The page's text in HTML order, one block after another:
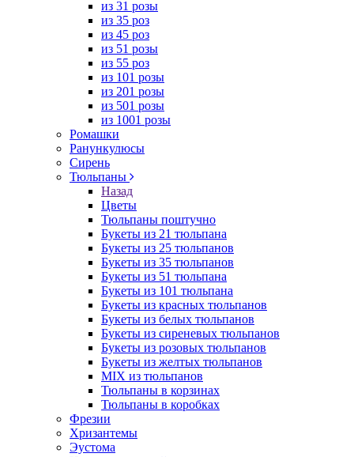
из 31 розы
из 35 роз
из 45 роз
из 51 розы
из 55 роз
из 101 розы
из 201 розы
из 501 розы
из 1001 розы
Ромашки
Ранункулюсы
Сирень
Тюльпаны
Назад
Цветы
Тюльпаны поштучно
Букеты из 21 тюльпана
Букеты из 25 тюльпанов
Букеты из 35 тюльпанов
Букеты из 51 тюльпана
Букеты из 101 тюльпана
Букеты из красных тюльпанов
Букеты из белых тюльпанов
Букеты из сиреневых тюльпанов
Букеты из розовых тюльпанов
Букеты из желтых тюльпанов
MIX из тюльпанов
Тюльпаны в корзинах
Тюльпаны в коробках
Фрезии
Хризантемы
Эустома